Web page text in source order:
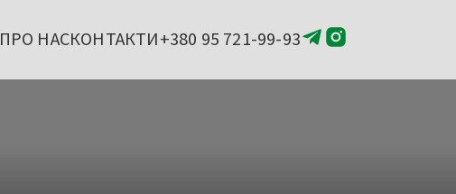
ПРО НАСКОНТАКТИ+380 95 721-99-93